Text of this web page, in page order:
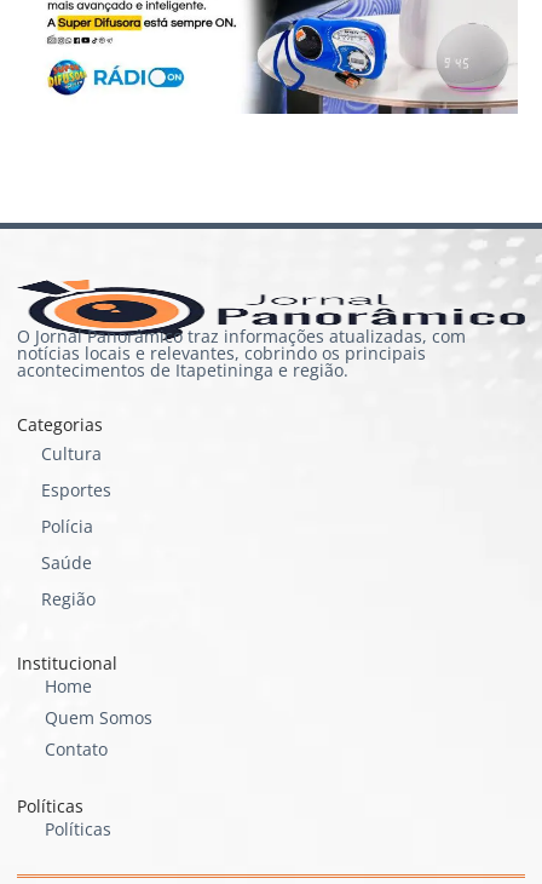
O Jornal Panorâmico traz informações atualizadas, com
notícias locais e relevantes, cobrindo os principais
acontecimentos de Itapetininga e região.
Categorias
Cultura
Esportes
Polícia
Saúde
Região
Institucional
Home
Quem Somos
Contato
Políticas
Políticas